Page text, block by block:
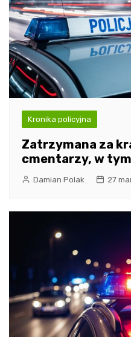
Kronika policyjna
Zatrzymana za
cmentarzy, w
Damian Polak 27